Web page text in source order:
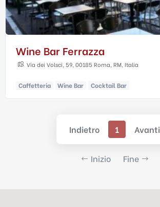
Wine Bar Ferrazza
Via dei Volsci, 59, 00185 Roma, RM, Italia
Caffetteria Wine Bar Cocktail Bar
Indietro 1 Avanti
Inizio Fine